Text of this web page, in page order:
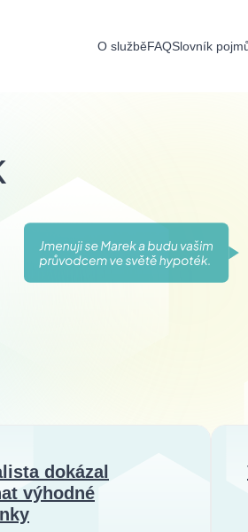
O služběFAQSlovník
dokázal
výhodné